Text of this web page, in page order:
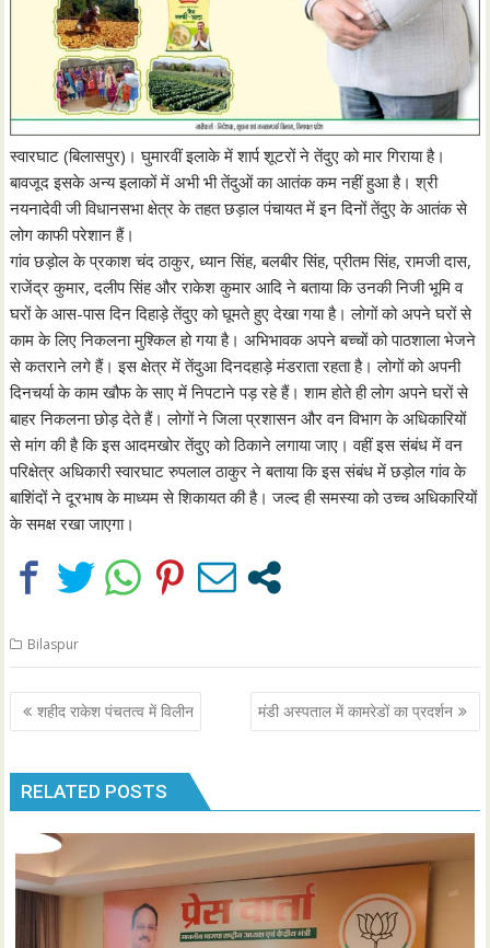
स्वारघाट (बिलासपुर)। घुमारवीं इलाके में शार्प शूटरों ने तेंदुए को मार गिराया है।
बावजूद इसके अन्य इलाकों में अभी भी तेंदुओं का आतंक कम नहीं हुआ है। श्री
नयनादेवी जी विधानसभा क्षेत्र के तहत छड़ाल पंचायत में इन दिनों तेंदुए के आतंक से
लोग काफी परेशान हैं।
गांव छड़ोल के प्रकाश चंद ठाकुर, ध्यान सिंह, बलबीर सिंह, प्रीतम सिंह, रामजी दास,
राजेंद्र कुमार, दलीप सिंह और राकेश कुमार आदि ने बताया कि उनकी निजी भूमि व
घरों के आस-पास दिन दिहाड़े तेंदुए को घूमते हुए देखा गया है। लोगों को अपने घरों से
काम के लिए निकलना मुश्किल हो गया है। अभिभावक अपने बच्चों को पाठशाला भेजने
से कतराने लगे हैं। इस क्षेत्र में तेंदुआ दिनदहाड़े मंडराता रहता है। लोगों को अपनी
दिनचर्या के काम खौफ के साए में निपटाने पड़ रहे हैं। शाम होते ही लोग अपने घरों से
बाहर निकलना छोड़ देते हैं। लोगों ने जिला प्रशासन और वन विभाग के अधिकारियों
से मांग की है कि इस आदमखोर तेंदुए को ठिकाने लगाया जाए। वहीं इस संबंध में वन
परिक्षेत्र अधिकारी स्वारघाट रुपलाल ठाकुर ने बताया कि इस संबंध में छड़ोल गांव के
बाशिंदों ने दूरभाष के माध्यम से शिकायत की है। जल्द ही समस्या को उच्च अधिकारियों
के समक्ष रखा जाएगा।
Bilaspur
Post
navigation
शहीद राकेश पंचतत्व में विलीन मंडी अस्पताल में कामरेडों का प्रदर्शन
RELATED POSTS